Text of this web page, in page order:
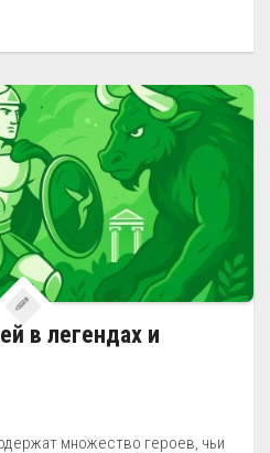
в легендах и
множество героев, чьи